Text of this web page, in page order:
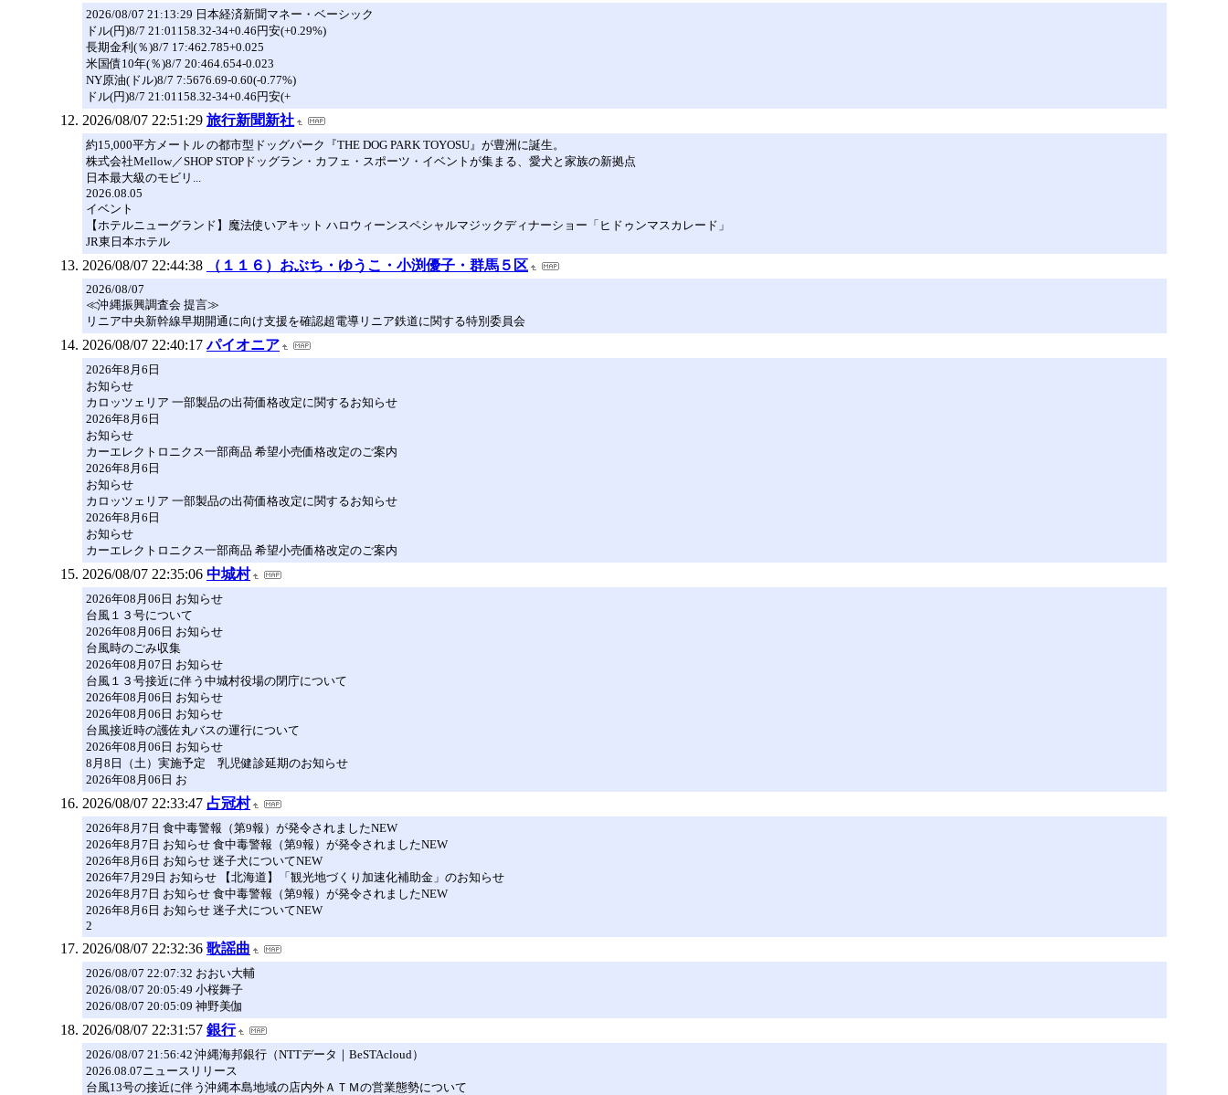
2026/08/07 21:13:29 日本経済新聞マネー・ベーシック
ドル(円)8/7 21:01158.32-34+0.46円安(+0.29%)
長期金利(％)8/7 17:462.785+0.025
米国債10年(％)8/7 20:464.654-0.023
NY原油(ドル)8/7 7:5676.69-0.60(-0.77%)
ドル(円)8/7 21:01158.32-34+0.46円安(+
2026/08/07 22:51:29 旅行新聞新社
約15,000平方メートル の都市型ドッグパーク『THE DOG PARK TOYOSU』が豊洲に誕生。
株式会社Mellow／SHOP STOPドッグラン・カフェ・スポーツ・イベントが集まる、愛犬と家族の新拠点
日本最大級のモビリ...
2026.08.05
イベント
【ホテルニューグランド】魔法使いアキット ハロウィーンスペシャルマジックディナーショー「ヒドゥンマスカレード」
JR東日本ホテル
2026/08/07 22:44:38 （１１６）おぶち・ゆうこ・小渕優子・群馬５区
2026/08/07
≪沖縄振興調査会 提言≫
リニア中央新幹線早期開通に向け支援を確認超電導リニア鉄道に関する特別委員会
2026/08/07 22:40:17 パイオニア
2026年8月6日
お知らせ
カロッツェリア 一部製品の出荷価格改定に関するお知らせ
2026年8月6日
お知らせ
カーエレクトロニクス一部商品 希望小売価格改定のご案内
2026年8月6日
お知らせ
カロッツェリア 一部製品の出荷価格改定に関するお知らせ
2026年8月6日
お知らせ
カーエレクトロニクス一部商品 希望小売価格改定のご案内
2026/08/07 22:35:06 中城村
2026年08月06日 お知らせ
台風１３号について
2026年08月06日 お知らせ
台風時のごみ収集
2026年08月07日 お知らせ
台風１３号接近に伴う中城村役場の閉庁について
2026年08月06日 お知らせ
2026年08月06日 お知らせ
台風接近時の護佐丸バスの運行について
2026年08月06日 お知らせ
8月8日（土）実施予定 乳児健診延期のお知らせ
2026年08月06日 お
2026/08/07 22:33:47 占冠村
2026年8月7日 食中毒警報（第9報）が発令されましたNEW
2026年8月7日 お知らせ 食中毒警報（第9報）が発令されましたNEW
2026年8月6日 お知らせ 迷子犬についてNEW
2026年7月29日 お知らせ 【北海道】「観光地づくり加速化補助金」のお知らせ
2026年8月7日 お知らせ 食中毒警報（第9報）が発令されましたNEW
2026年8月6日 お知らせ 迷子犬についてNEW
2
2026/08/07 22:32:36 歌謡曲
2026/08/07 22:07:32 おおい大輔
2026/08/07 20:05:49 小桜舞子
2026/08/07 20:05:09 神野美伽
2026/08/07 22:31:57 銀行
2026/08/07 21:56:42 沖縄海邦銀行（NTTデータ｜BeSTAcloud）
2026.08.07ニュースリリース
台風13号の接近に伴う沖縄本島地域の店内外ＡＴＭの営業態勢について